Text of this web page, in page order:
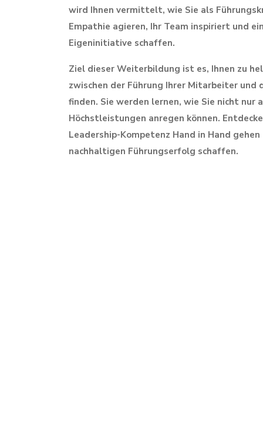
wird Ihnen vermittelt, wie Sie als
Empathie agieren, Ihr Team inspiriert und
Eigeninitiative schaffen.
Ziel dieser Weiterbildung ist es, Ihnen zu
zwischen der Führung Ihrer Mitarbeiter und
finden. Sie werden lernen, wie Sie nicht nur
Höchstleistungen anregen können.
Leadership-Kompetenz Hand in Hand
nachhaltigen Führungserfolg schaffen.